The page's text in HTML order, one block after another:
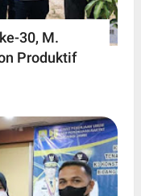
30, M.
Produktif